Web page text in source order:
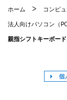
ホーム コンピ
法人向けパソコン（
親指シフトキーボー